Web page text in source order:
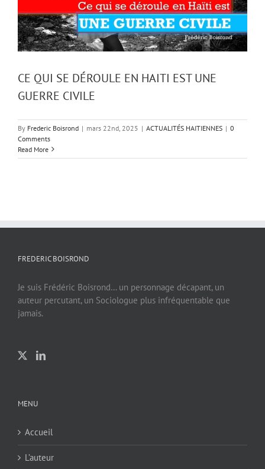
CE QUI SE DÉROULE EN HAITI EST UNE
GUERRE CIVILE
By Frederic Boisrond | mars 22nd, 2025 | ACTUALITÉS HAITIENNES | 0
Comments
Read More
FREDERIC BOISROND
Je suis Frédéric Boisrond… un personnage décapant, un
auteur percutant, un Sociologue plus infréquentable que
jamais.
MENU
Accueil
L’auteur